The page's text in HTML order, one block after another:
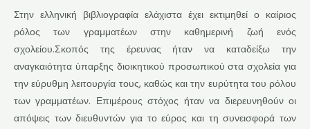
Στην ελληνική βιβλιογραφία ελάχιστα έχει εκτιμηθεί ο καίριος
ρόλος των γραμματέων στην καθημερινή ζωή ενός
σχολείου.Σκοπός της έρευνας ήταν να καταδείξω την
αναγκαιότητα ύπαρξης διοικητικού προσωπικού στα σχολεία για
την εύρυθμη λειτουργία τους, καθώς και την ευρύτητα του ρόλου
των γραμματέων. Επιμέρους στόχος ήταν να διερευνηθούν οι
απόψεις των διευθυντών για το εύρος και τη συνεισφορά των